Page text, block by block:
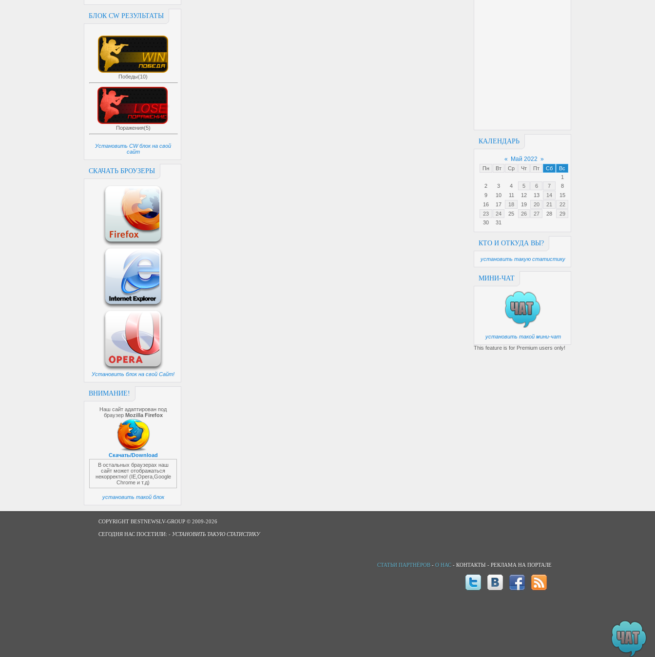
БЛОК CW РЕЗУЛЬТАТЫ
Победы(10)
Поражения(5)
Установить CW блок на свой
сайт
СКАЧАТЬ БРОУЗЕРЫ
Установить блок на свой Сайт!
ВНИМАНИЕ!
Наш сайт адаптирован под
браузер Mozilla Firefox
Скачать/Download
В остальных браузерах наш
сайт может отображаться
некорректно! (IE,Opera,Google
Chrome и т.д)
установить такой блок
КАЛЕНДАРЬ
« Май 2022 »
Пн Вт Ср Чт Пт Сб
Вс
1
2
3 4 5 6 7
8
9
10 11 12 13 14
15
16
17 18 19 20 21
22
23
24 25 26 27 28
29
30
31
КТО И ОТКУДА ВЫ?
установить такую статистику
МИНИ-ЧАТ
установить такой мини-чат
This feature is for Premium users only!
COPYRIGHT BESTNEWSLV-GROUP © 2009-2026
СЕГОДНЯ НАС ПОСЕТИЛИ: - УСТАНОВИТЬ ТАКУЮ СТАТИСТИКУ
СТАТЬИ ПАРТНЁРОВ - О НАС - КОНТАКТЫ - РЕКЛАМА НА ПОРТАЛЕ